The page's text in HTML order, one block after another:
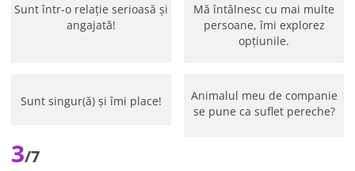
Sunt într-o relație serioasă și
angajată!
Mă întâlnesc cu mai multe
persoane, îmi explorez
opțiunile.
Sunt singur(ă) și îmi place!
Animalul meu de companie
se pune ca suflet pereche?
3/7